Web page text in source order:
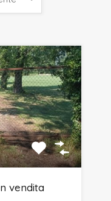
vendita